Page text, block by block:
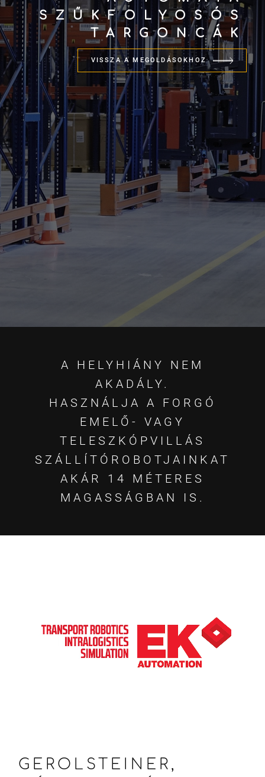
SZŰKFOLYOSÓS
TARGONCÁK
VISSZA A MEGOLDÁSOKHOZ
A HELYHIÁNY NEM
AKADÁLY.
HASZNÁLJA A FORGÓ
EMELŐ- VAGY
TELESZKÓPVILLÁS
SZÁLLÍTÓROBOTJAINKAT
AKÁR 14 MÉTERES
MAGASSÁGBAN IS.
GEROLSTEINER,